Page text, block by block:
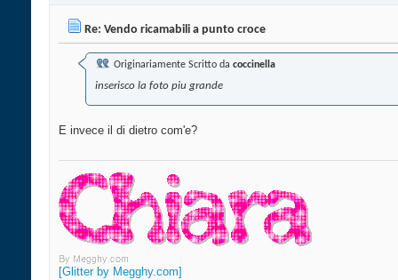
Re: Vendo ricamabili a punto croce
Originariamente Scritto da coccinella
inserisco la foto piu grande
E invece il di dietro com'e?
[Glitter by Megghy.com]